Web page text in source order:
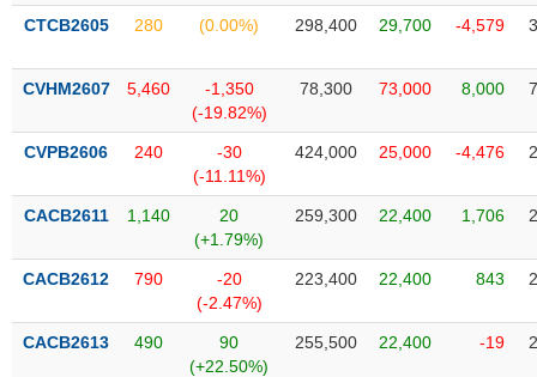
CTCB2605 280 (0.00%) 298,400 29,700 -4,579
CVHM2607 5,460
-1,350
(-19.82%)
78,300 73,000 8,000
CVPB2606 240
-30
(-11.11%)
424,000 25,000 -4,476
CACB2611 1,140
20
(+1.79%)
259,300 22,400 1,706
CACB2612 790
-20
(-2.47%)
223,400 22,400 843
CACB2613 490
90
(+22.50%)
255,500 22,400 -19
CHĂM
SÓC
KHỎE
TÀI
CÔNG